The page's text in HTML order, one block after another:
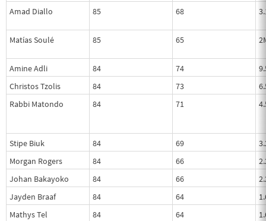
Amad Diallo
85 68
Matías Soulé 85 65
Amine Adli 84 74
Christos Tzolis
84 73
Rabbi Matondo
84 71
Stipe Biuk 84 69
Morgan Rogers
84 66
Johan Bakayoko
84 66
Jayden Braaf
84 64
Mathys Tel
84 64